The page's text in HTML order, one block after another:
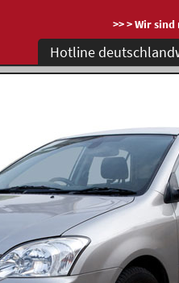
>> > Wir
Hotline